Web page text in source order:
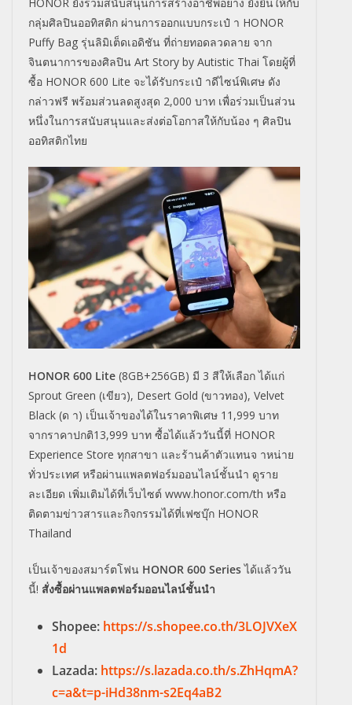
กลุ่มศิลปินออทิสติก ผ่านการออกแบบกระเป๋ า HONOR
Puffy Bag รุ่นลิมิเต็ดเอดิชัน ที่ถ่ายทอดลวดลาย จาก
จินตนาการของศิลปิน Art Story by Autistic Thai โดยผู้ที่
ซื้อ HONOR 600 Lite จะได้รับกระเป๋ าดีไซน์พิเศษ ดัง
กล่าวฟรี พร้อมส่วนลดสูงสุด 2,000 บาท เพื่อร่วมเป็นส่วน
หนึ่งในการสนับสนุนและส่งต่อโอกาสให้กับน้อง ๆ ศิลปิน
ออทิสติกไทย
HONOR 600 Lite (8GB+256GB) มี 3 สีให้เลือก ได้แก่
Sprout Green (เขียว), Desert Gold (ขาวทอง), Velvet
Black (ด า) เป็นเจ้าของได้ในราคาพิเศษ 11,999 บาท
จากราคาปกติ13,999 บาท ซื้อได้แล้ววันนี้ที่ HONOR
Experience Store ทุกสาขา และร้านค้าตัวแทนจ าหน่าย
ทั่วประเทศ หรือผ่านแพลตฟอร์มออนไลน์ชั้นนำ ดูราย
ละเอียด เพิ่มเติมได้ที่เว็บไซต์ www.honor.com/th หรือ
ติดตามข่าวสารและกิจกรรมได้ที่เฟซบุ๊ก HONOR
Thailand
เป็นเจ้าของสมาร์ตโฟน HONOR 600 Seriesได้แล้ววัน
นี้! สั่งซื้อผ่านแพลตฟอร์มออนไลน์ชั้นนำ
Shopee: https://s.shopee.co.th/3LOJVXeX
1d
Lazada: https://s.lazada.co.th/s.ZhHqmA?
c=a&t=p-iHd38nm-s2Eq4aB2